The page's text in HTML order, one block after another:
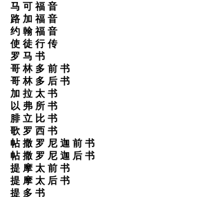
马 可 福 音
路 加 福 音
约 翰 福 音
使 徒 行 传
罗 马 书
哥 林 多 前 书
哥 林 多 后 书
加 拉 太 书
以 弗 所 书
腓 立 比 书
歌 罗 西 书
帖 撒 罗 尼 迦 前 书
帖 撒 罗 尼 迦 后 书
提 摩 太 前 书
提 摩 太 后 书
提 多 书